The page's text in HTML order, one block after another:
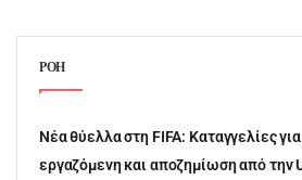
ΡΟΗ
Νέα θύελλα στη FIFA: Καταγγελίες
εργαζόμενη και αποζημίωση από την